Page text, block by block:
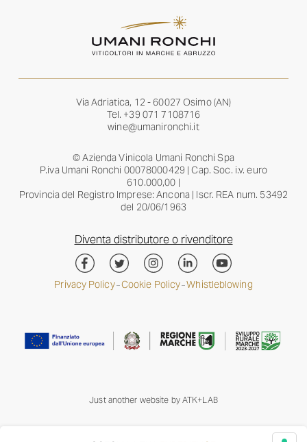
Via Adriatica, 12 - 60027 Osimo (AN)
Tel. +39 071 7108716
wine@umanironchi.it
© Azienda Vinicola Umani Ronchi Spa
P.iva Umani Ronchi 00078000429 | Cap. Soc. i.v. euro
610.000,00 |
Provincia del Registro Imprese: Ancona | Iscr. REA num. 53492
del 20/06/1963
Diventa distributore o rivenditore
Privacy Policy–Cookie Policy–Whistleblowing
Just another website by ATK+LAB